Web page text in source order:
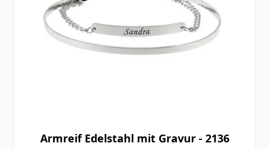
Armreif Edelstahl mit Gravur - 2136